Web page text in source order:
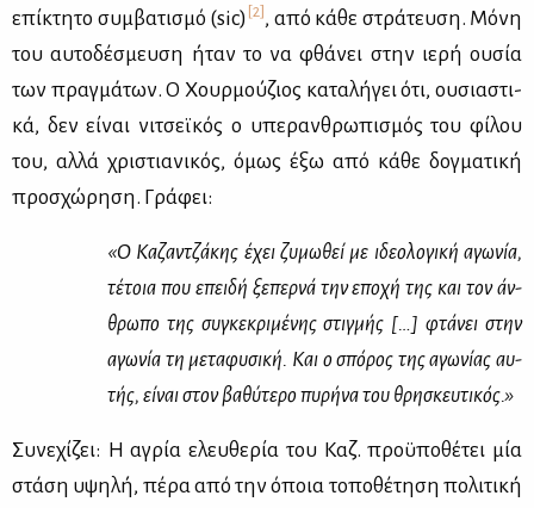
επί­κτη­το συμ­βα­τι­σμό (sic) [2], από κά­θε στρά­τευ­ση. Μό­νη
του αυ­το­δέ­σμευ­ση ήταν το να φθά­νει στην ιε­ρή ου­σία
των πραγ­μά­των. Ο Χουρ­μού­ζιος κα­τα­λή­γει ότι, ου­σια­στι­
κά, δεν εί­ναι νι­τσεϊ­κός ο υπε­ραν­θρω­πι­σμός του φί­λου
του, αλ­λά χρι­στια­νι­κός, όμως έξω από κά­θε δογ­μα­τι­κή
προ­σχώ­ρη­ση. Γρά­φει:
«Ο Κα­ζαν­τζά­κης έχει ζυ­μω­θεί με ιδε­ο­λο­γι­κή αγω­νία,
τέ­τοια που επει­δή ξε­περ­νά την επο­χή της και τον άν­
θρω­πο της συ­γκε­κρι­μέ­νης στιγ­μής […] φτά­νει στην
αγω­νία τη με­τα­φυ­σι­κή. Και ο σπό­ρος της αγω­νί­ας αυ­
τής, εί­ναι στον βα­θύ­τε­ρο πυ­ρή­να του θρη­σκευ­τι­κός.»
Συ­νε­χί­ζει: Η αγρία ελευ­θε­ρία του Καζ. προ­ϋ­πο­θέ­τει μία
στά­ση υψη­λή, πέ­ρα από την όποια το­πο­θέ­τη­ση πο­λι­τι­κή